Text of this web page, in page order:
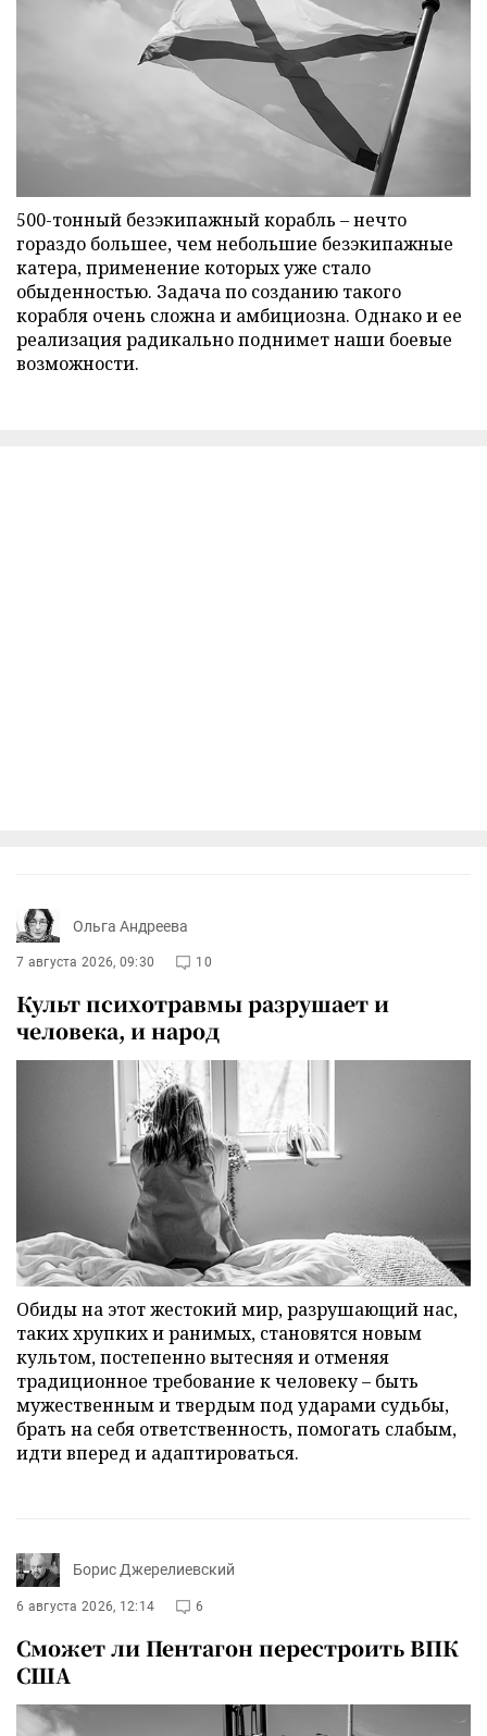
500-тонный безэкипажный корабль – нечто
гораздо большее, чем небольшие безэкипажные
катера, применение которых уже стало
обыденностью. Задача по созданию такого
корабля очень сложна и амбициозна. Однако и ее
реализация радикально поднимет наши боевые
возможности.
Ольга Андреева
7 августа 2026, 09:30 10
Культ психотравмы разрушает и
человека, и народ
Обиды на этот жестокий мир, разрушающий нас,
таких хрупких и ранимых, становятся новым
культом, постепенно вытесняя и отменяя
традиционное требование к человеку – быть
мужественным и твердым под ударами судьбы,
брать на себя ответственность, помогать слабым,
идти вперед и адаптироваться.
Борис Джерелиевский
6 августа 2026, 12:14 6
Сможет ли Пентагон перестроить ВПК
США